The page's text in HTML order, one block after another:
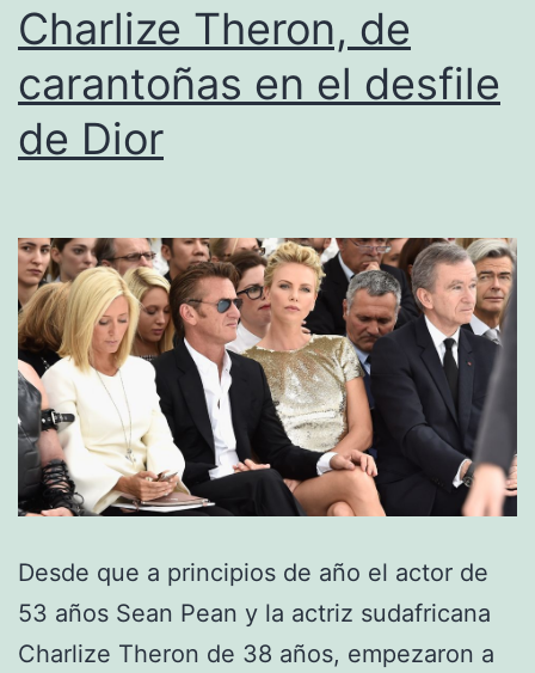
Charlize Theron, de
carantoñas en el desfile
de Dior
Desde que a principios de año el actor de
53 años Sean Pean y la actriz sudafricana
Charlize Theron de 38 años, empezaron a